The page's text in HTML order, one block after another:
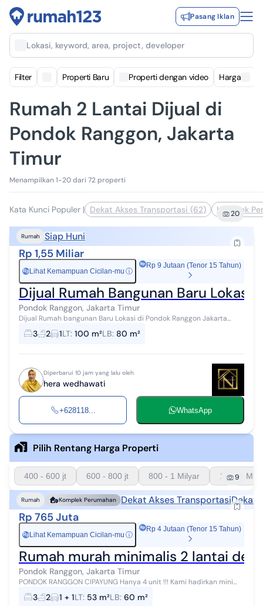
Pasang Iklan
Lokasi, keyword, area, project, developer
Filter Properti Baru Properti dengan video Harga
Rumah 2 Lantai Dijual di
Pondok Ranggon, Jakarta
Timur
Menampilkan 1-20 dari 72 properti
Kata Kunci Populer | Dekat Akses Transportasi (62) Komplek
20
Rumah Siap Huni
Rp 1,55 Miliar
Rp Lihat Kemampuan Cicilan-mu ⓘ
Rp 9 Jutaan (Tenor 15 Tahun)
Dijual Rumah Bangunan Baru Lokasi
Pondok Ranggon, Jakarta Timur
Dijual Rumah bangunan Baru Lokasi di Pondok Ranggon Jakarta
Timur - Luas tanah +- 100 M2 - Luas bangunan 80 M2 - Bangunan (2
Lantai) - Kamar Tid...
3 2 1LT: 100 m²LB: 80 m²
Diperbarui 10 jam yang lalu oleh
hera wedhawati
+628118... WhatsApp
Pilih Rentang Harga Properti
400 - 600 jt 600 - 800 jt 800 - 1 Milyar 1 - 1.5
9
Rumah Komplek Perumahan Dekat Akses TransportasiDekat
Rp 765 Juta
Rp Lihat Kemampuan Cicilan-mu ⓘ
Rp 4 Jutaan (Tenor 15 Tahun)
Rumah murah minimalis 2 lantai
Pondok Ranggon, Jakarta Timur
PONDOK RANGGON CIPAYUNG Hanya 4 unit !!! Kami hadirkan mini
cluster townhouse pondok ranggon cipayung Jakarta timur di
lingkungan yang masih asri...
3 2 1 + 1LT: 53 m²LB: 60 m²